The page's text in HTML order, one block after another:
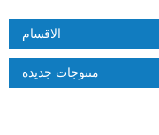
الاقسام
منتوجات جديدة